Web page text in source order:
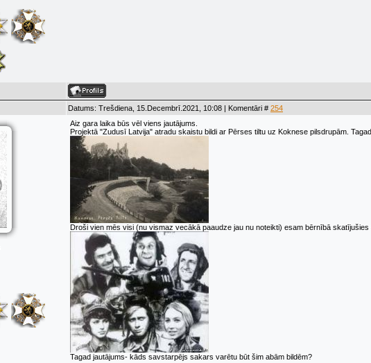
Datums: Trešdiena, 15.Decembrī.2021, 10:08 | Komentāri # 254
Aiz gara laika būs vēl viens jautājums.
Projektā "Zudusī Latvija" atradu skaistu bildi ar Pērses tiltu uz Koknese pilsdrupām.
Droši vien mēs visi (nu vismaz vecākā paaudze jau nu noteikti) esam bērnībā
Tagad jautājums- kāds savstarpējs sakars varētu būt šim abām bildēm?